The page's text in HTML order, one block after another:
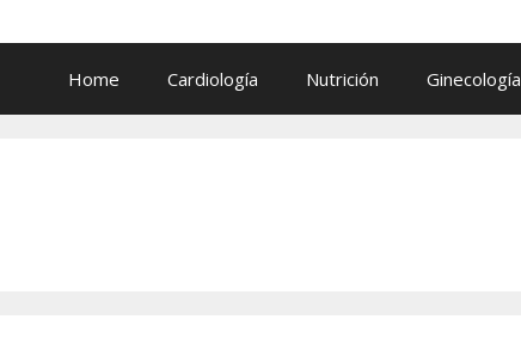
Home Cardiología Nutrición Ginecología